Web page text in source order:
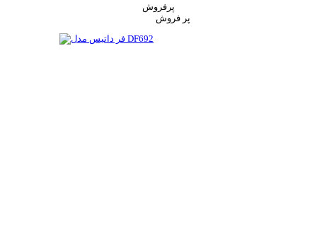
پرفروش